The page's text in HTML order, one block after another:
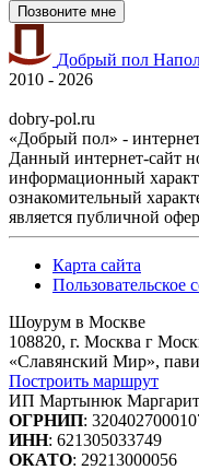
Позвоните мне
Добрый пол
2010 - 2026
dobry-pol.ru
«Добрый пол» -
Данный интернет-сайт
информационный
ознакомительный
является публичной
Карта сайта
Пользовательское
Шоурум в Москве
108820, г. Москва г
«Славянский Мир»,
Построить маршрут
ИП Мартынюк
ОГРНИП:
ИНН: 621305033749
ОКАТО: 29213000056